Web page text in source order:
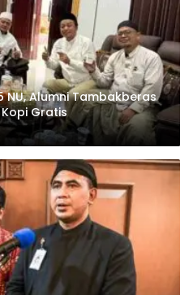
Alumni Tambakberas
Gratis